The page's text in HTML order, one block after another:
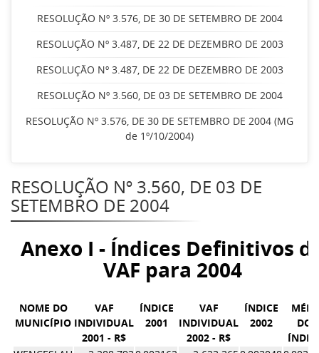
RESOLUÇÃO Nº 3.576, DE 30 DE SETEMBRO DE 2004
RESOLUÇÃO Nº 3.487, DE 22 DE DEZEMBRO DE 2003
RESOLUÇÃO Nº 3.487, DE 22 DE DEZEMBRO DE 2003
RESOLUÇÃO Nº 3.560, DE 03 DE SETEMBRO DE 2004
RESOLUÇÃO Nº 3.576, DE 30 DE SETEMBRO DE 2004 (MG
de 1º/10/2004)
RESOLUÇÃO Nº 3.560, DE 03 DE
SETEMBRO DE 2004
Anexo I - Índices Definitivos
VAF para 2004
NOME DO
MUNICÍPIO
VAF
INDIVIDUAL
2001 - R$
ÍNDICE
2001
VAF
INDIVIDUAL
2002 - R$
ÍNDICE
2002
DOS